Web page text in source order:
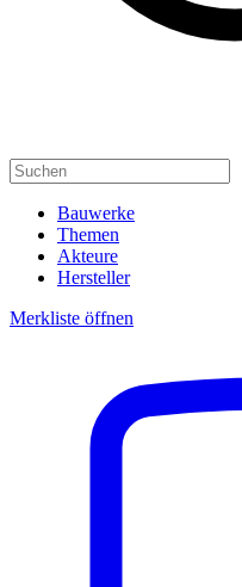
Bauwerke
Themen
Akteure
Hersteller
Merkliste öffnen